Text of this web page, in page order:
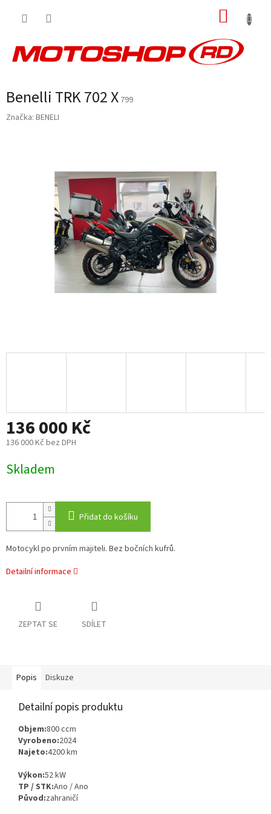
Benelli TRK 702 X 799
Značka: BENELI
136 000 Kč
136 000 Kč bez DPH
cena:
Skladem
Přidat do košíku
Motocykl po prvním majiteli. Bez bočních kufrů.
Detailní informace
ZEPTAT SE SDÍLET
Popis Diskuze
Detailní popis produktu
Objem:800 ccm
Vyrobeno:2024
Najeto:4200 km
Výkon:52 kW
TP / STK:Ano / Ano
Původ:zahraničí